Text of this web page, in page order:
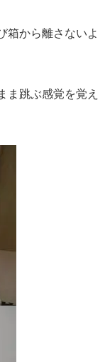
箱から離さないよ
ま跳ぶ感覚を覚え